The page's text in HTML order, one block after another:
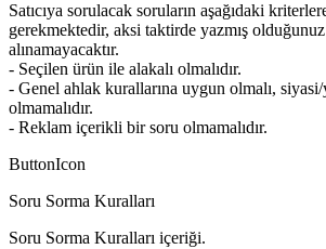
Satıcıya sorulacak soruların aşağıdaki
gerekmektedir, aksi taktirde yazmış olduğunuz
alınamayacaktır.
- Seçilen ürün ile alakalı olmalıdır.
- Genel ahlak kurallarına uygun olmalı,
olmamalıdır.
- Reklam içerikli bir soru olmamalıdır.
ButtonIcon
Soru Sorma Kuralları
Soru Sorma Kuralları içeriği.